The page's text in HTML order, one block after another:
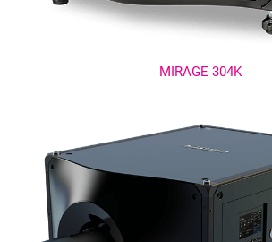
MIRAGE 304K